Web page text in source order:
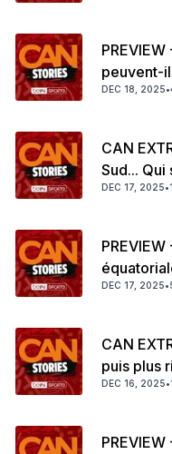
peuvent-
DEC 18, 2025•
CAN
Sud... Qui
DEC 17, 2025•
DEC 17, 2025•
CAN
puis plus
DEC 16, 2025•